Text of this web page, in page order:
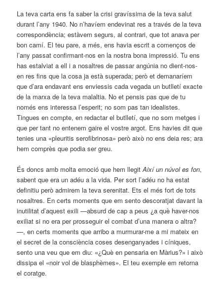
La teva carta ens fa saber la crisi gravíssima de la teva salut
durant l’any 1940. No n’havíem endevinat res a través de la teva
correspondència; estàvem segurs, al contrari, que tot anava per
bon camí. El teu pare, a més, ens havia escrit a començos de
l’any passat confirmant-nos en la nostra bona impressió. Tu ens
has estalviat a ell i a nosaltres de passar angúnia no dient-nos-
en res fins que la cosa ja està superada; però et demanaríem
que d’ara endavant ens enviessis cada vegada un butlletí exacte
de la marxa de la teva malaltia. No et pensis pas que de tu
només ens interessa l’esperit; no som pas tan idealistes.
Tingues en compte, en redactar el butlletí, que no som metges i
que per tant no entenem gaire el vostre argot. Ens havies dit que
tenies una «pleuritis serofibrinosa» però això no ens deia res; ara
hem comprès que podia ser greu.
És doncs amb molta emoció que hem llegitAixí un núvol es fon,
sabent que era un adéu a la vida. Per sort l’adéu no ha estat
definitiu però admirem la teva serenitat. Ets el més fort de tots
nosaltres. En certs moments que em sento descoratjat davant la
inutilitat d’aquest exili —absurd de cap a peus ¿a què haver-nos
exiliat si no era per prosseguir el combat d’una manera o altra?
—, en certs moments que arribo a murmurar-me a mi mateix en
el secret de la consciència coses desenganyades i cíniques,
sento una veu que em diu: «¿Què en pensaria en Màrius?» i això
dissipa el «noir vol de blasphèmes». El teu exemple em retorna
el coratge.